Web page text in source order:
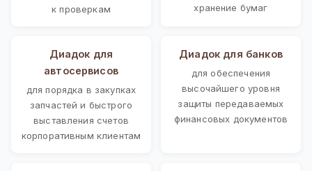
к проверкам
хранение бумаг
Диадок для
автосервисов
для порядка в закупках
запчастей и быстрого
выставления счетов
корпоративным клиентам
Диадок для банков
для обеспечения
высочайшего уровня
защиты передаваемых
финансовых документов